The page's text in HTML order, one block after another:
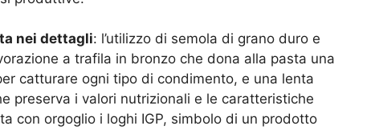
nei dettagli: l’utilizzo di semola di grano duro e
a trafila in bronzo che dona alla pasta una
catturare ogni tipo di condimento, e una lenta
preserva i valori nutrizionali e le caratteristiche
con orgoglio i loghi IGP, simbolo di un prodotto